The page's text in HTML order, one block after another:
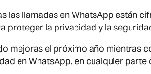
las llamadas en WhatsApp están
proteger la privacidad y la
mejoras el próximo año mientras
en WhatsApp, en cualquier parte